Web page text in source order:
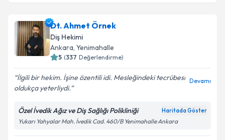
Dt. Ahmet Örnek
Diş Hekimi
Ankara, Yenimahalle
5 (337 Değerlendirme)
İlgili bir hekim. İşine özentili idi. Mesleğindeki tecrübesi
oldukça yeterliydi.
Devamı
Özel İvedik Ağız ve Diş Sağlığı Polikliniği Haritada Göster
Yukarı Yahyalar Mah. İvedik Cad. 460/B Yenimahalle Ankara